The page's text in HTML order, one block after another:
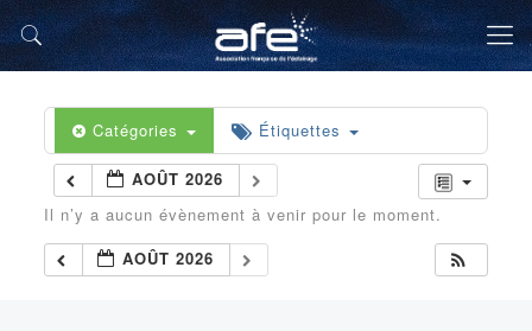
Catégories Étiquettes
AOÛT 2026
Il n’y a aucun évènement à venir pour le moment.
AOÛT 2026